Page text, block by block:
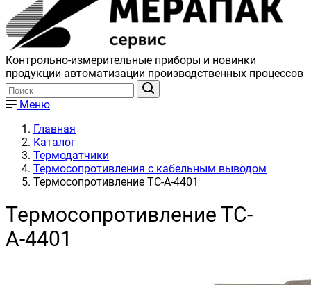
Контрольно-измерительные приборы и новинки
продукции автоматизации производственных процессов
Меню
Главная
Каталог
Термодатчики
Термосопротивления с кабельным выводом
Термосопротивление ТС-А-4401
Термосопротивление ТС-
А-4401